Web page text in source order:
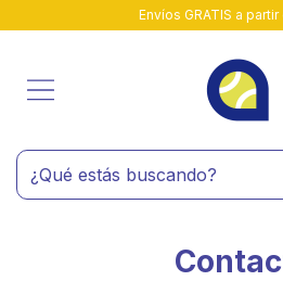
Envíos GRATIS a